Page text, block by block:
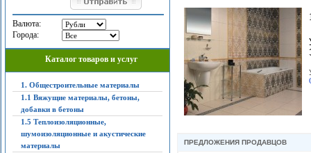
Валюта:
Города:
Каталог товаров и услуг
1. Общестроительные материалы
1.1 Вяжущие материалы, бетоны,
добавки в бетоны
1.5 Теплоизоляционные,
шумоизоляционные и акустические
материалы
ПРЕДЛОЖЕНИЯ ПРОДАВЦОВ